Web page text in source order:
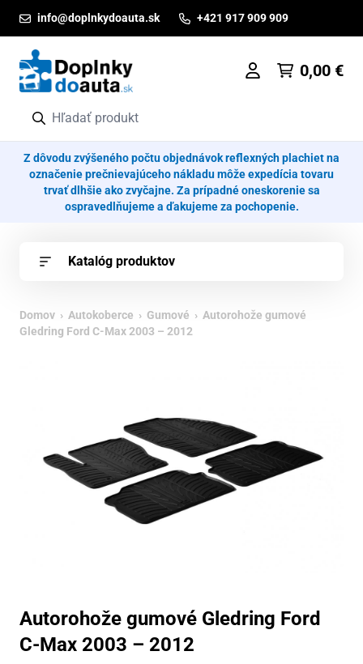
info@doplnkydoauta.sk +421 917 909 909
0,00 €
Z dôvodu zvýšeného počtu objednávok reflexných plachiet na
označenie prečnievajúceho nákladu môže expedícia tovaru
trvať dlhšie ako zvyčajne. Za prípadné oneskorenie sa
ospravedlňujeme a ďakujeme za pochopenie.
Katalóg produktov
Domov › Autokoberce › Gumové › Autorohože gumové
Gledring Ford C-Max 2003 – 2012
Autorohože gumové Gledring Ford
C-Max 2003 – 2012